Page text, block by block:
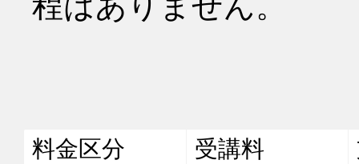
料金区分 受講料